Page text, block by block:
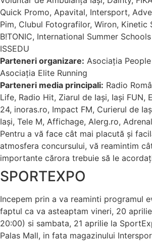
Quick Promo, Apavital, Intersport,
Pim, Clubul Fotografilor, Wiron, Kinetic
B!TONIC, International Summer
ISSEDU
Parteneri organizare: Asociația
Asociația Elite Running
Parteneri media principali: Radio
Life, Radio Hit, Ziarul de Iași, Iași FUN,
24, inoras.ro, Impact FM, Curierul de
Iași, Tele M, Affichage, Alerg.ro,
Pentru a vă face cât mai placută și
atmosfera concursului, vă reamintim
importante cărora trebuie să le
SPORTEXPO
Incepem prin a va reaminti programul
faptul ca va asteaptam vineri, 20
20:00) si sambata, 21 aprilie la
Palas Mall, in fata magazinului